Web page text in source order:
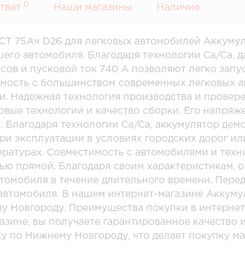
0 Наши магазины Наличие
75Ач D26 для легковых автомобилей
автомобиля. Благодаря технологии Ca/Ca,
и пусковой ток 740 А позволяют легко
с большинством современных легковых
Надежная технология производства и
технологии и качество сборки. Его
технологии Ca/Ca, аккумулятор
в условиях городских дорог
Совместимость с автомобилями и
Благодаря своим характеристикам,
в течение длительного времени.
В нашем интернет-магазине
Преимущества покупки в
вы получаете гарантированное
по Нижнему Новгороду, что делает покупку